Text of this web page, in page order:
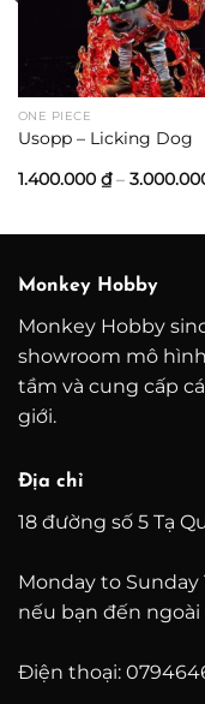
ONE PIECE
Usopp – Licking Dog
1.400.000 ₫ –
Monkey Hobby
Monkey Hobby
showroom mô
tầm và cung cấp
giới.
Địa chỉ
18 đường số 5 Tạ
Monday to Sunday
nếu bạn đến ngoài
Điện thoại: